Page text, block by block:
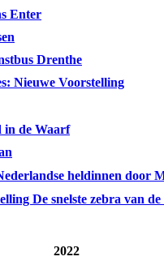
Enter
Drenthe
Nieuwe Voorstelling
in de Waarf
heldinnen door
De snelste zebra van
2022